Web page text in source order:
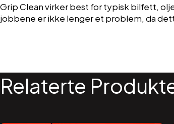
Grip Clean virker best for typisk bilfett,
jobbene er ikke lenger et problem, da
Relaterte